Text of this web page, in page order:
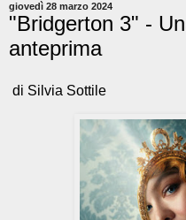
giovedì 28 marzo 2024
"Bridgerton 3" -
anteprima
di Silvia Sottile